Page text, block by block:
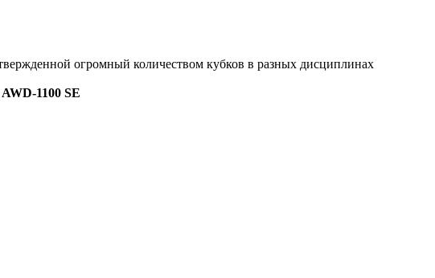
огромный количеством кубков в разных дисциплинах
1100 SE